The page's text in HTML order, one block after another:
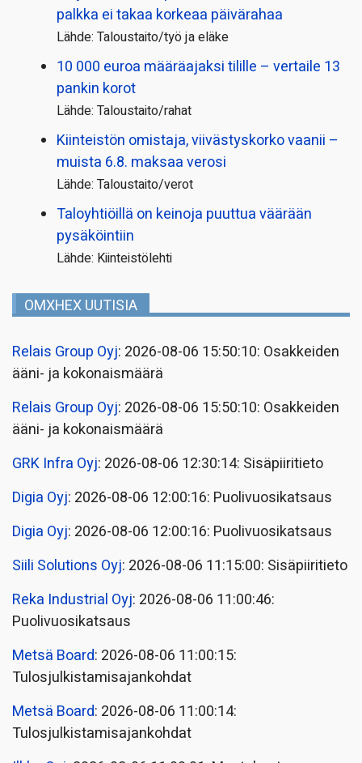
palkka ei takaa korkeaa päivärahaa
Lähde: Taloustaito/työ ja eläke
10 000 euroa määräajaksi tilille – vertaile 13
pankin korot
Lähde: Taloustaito/rahat
Kiinteistön omistaja, viivästyskorko vaanii –
muista 6.8. maksaa verosi
Lähde: Taloustaito/verot
Taloyhtiöillä on keinoja puuttua väärään
pysäköintiin
Lähde: Kiinteistölehti
OMXHEX UUTISIA
Relais Group Oyj: 2026-08-06 15:50:10: Osakkeiden
ääni- ja kokonaismäärä
Relais Group Oyj: 2026-08-06 15:50:10: Osakkeiden
ääni- ja kokonaismäärä
GRK Infra Oyj: 2026-08-06 12:30:14: Sisäpiiritieto
Digia Oyj: 2026-08-06 12:00:16: Puolivuosikatsaus
Digia Oyj: 2026-08-06 12:00:16: Puolivuosikatsaus
Siili Solutions Oyj: 2026-08-06 11:15:00: Sisäpiiritieto
Reka Industrial Oyj: 2026-08-06 11:00:46:
Puolivuosikatsaus
Metsä Board: 2026-08-06 11:00:15:
Tulosjulkistamisajankohdat
Metsä Board: 2026-08-06 11:00:14:
Tulosjulkistamisajankohdat